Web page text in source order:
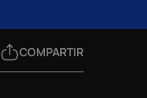
COMPARTIR